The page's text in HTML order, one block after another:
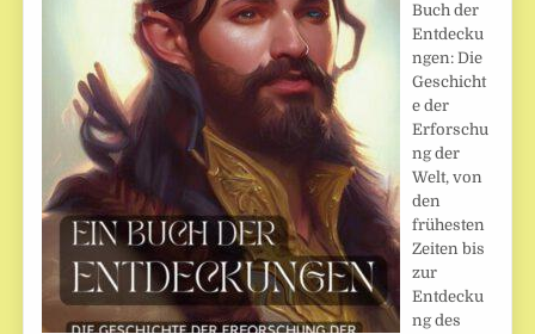
Buch der
Entdecku
ngen: Die
Geschicht
e der
Erforschu
ng der
Welt, von
den
frühesten
Zeiten bis
zur
Entdecku
ng des